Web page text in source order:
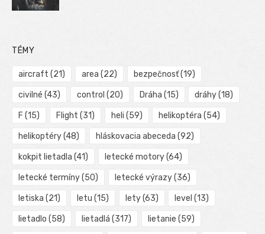
TÉMY
aircraft (21) area (22) bezpečnosť(19)
civilné (43) control (20) Dráha (15) dráhy(18)
F (15) Flight (31) heli (59) helikoptéra (54)
helikoptéry(48) hláskovacia abeceda (92)
kokpit lietadla (41) letecké motory(64)
letecké termíny(50) letecké výrazy(36)
letiska (21) letu (15) lety(63) level (13)
lietadlo (58) lietadlá (317) lietanie (59)